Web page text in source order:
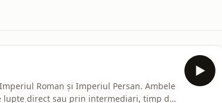
Roman și Imperiul Persan. Ambele
direct sau prin intermediari, timp de